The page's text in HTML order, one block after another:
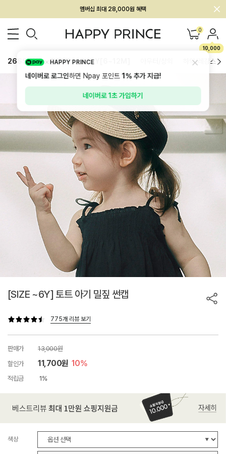
회원전용 아울렛, 가입하면 ~60% 할인!
멤버십 최대 28,000원 혜택 0
10,000
26SS 신상 BEST BABY[6~12M] 하의/레깅스
[SIZE ~6Y] 토트 아기 밀짚 썬캡
775개 리뷰 보기
판매가
13,000원
할인가
11,700원 10%
적립금 1%
색상
HAPPY PRINCE
네이버로 로그인하면 Npay 포인트1%추가 지급!
네이버로 1초 가입하기